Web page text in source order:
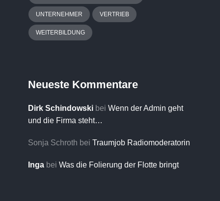
UNTERNEHMER VERTRIEB
WEITERBILDUNG
Neueste Kommentare
Dirk Schindowski bei Wenn der Admin geht
und die Firma steht…
Sonja Schroth bei Traumjob Radiomoderatorin
Inga bei Was die Folierung der Flotte bringt